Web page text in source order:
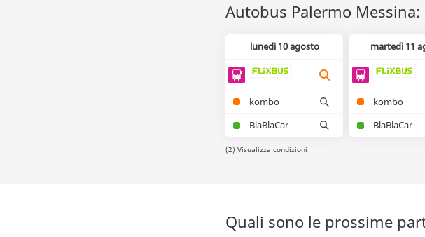
Autobus Palermo
lunedì 10 agosto
kombo
BlaBlaCar
martedì 11
kombo
BlaBlaCar
(2) Visualizza condizioni
Quali sono le prossime